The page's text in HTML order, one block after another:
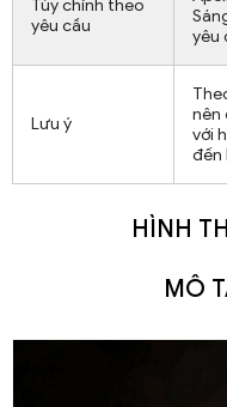
Tùy chỉnh theo
yêu cầu
yêu
Lưu ý
nên
với
đến
HÌNH
MÔ